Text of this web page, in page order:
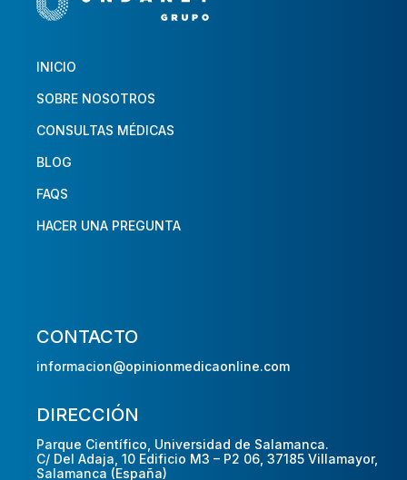
INICIO
SOBRE NOSOTROS
CONSULTAS MÉDICAS
BLOG
FAQS
HACER UNA PREGUNTA
CONTACTO
informacion@opinionmedicaonline.com
DIRECCIÓN
Parque Científico, Universidad de Salamanca.
C/ Del Adaja, 10 Edificio M3 – P2 06, 37185 Villamayor,
Salamanca (España)